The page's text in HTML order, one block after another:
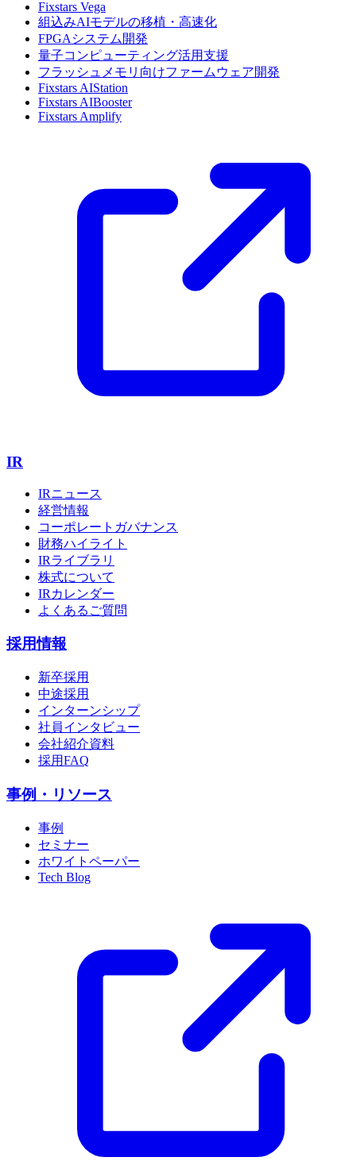
Fixstars Vega
組込みAIモデルの移植・高速化
FPGAシステム開発
量子コンピューティング活用支援
フラッシュメモリ向けファームウェア開発
Fixstars AIStation
Fixstars AIBooster
Fixstars Amplify
IR
IRニュース
経営情報
コーポレートガバナンス
財務ハイライト
IRライブラリ
株式について
IRカレンダー
よくあるご質問
採用情報
新卒採用
中途採用
インターンシップ
社員インタビュー
会社紹介資料
採用FAQ
事例・リソース
事例
セミナー
ホワイトペーパー
Tech Blog